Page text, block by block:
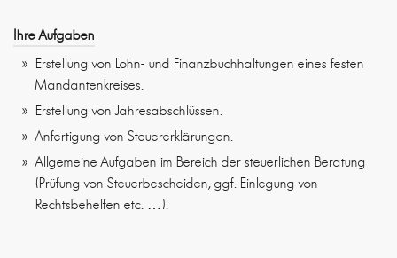
Ihre Aufgaben
Erstellung von Lohn- und Finanzbuchhaltungen eines festen
Mandantenkreises.
Erstellung von Jahresabschlüssen.
Anfertigung von Steuererklärungen.
Allgemeine Aufgaben im Bereich der steuerlichen Beratung
(Prüfung von Steuerbescheiden, ggf. Einlegung von
Rechtsbehelfen etc. …).